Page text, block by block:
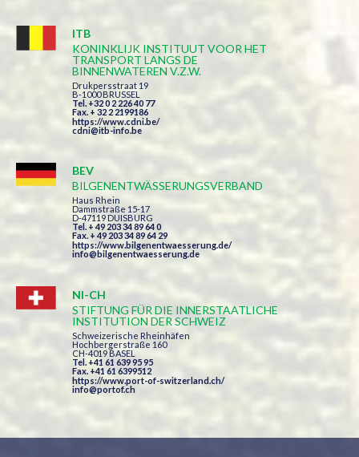
ITB
KONINKLIJK INSTITUUT VOOR HET
TRANSPORT LANGS DE
BINNENWATEREN V.Z.W.
Drukpersstraat 19
B-1000 BRUSSEL
Tel. +32 0 2 226 40 77
Fax. + 32 2 2199186
https://www.cdni.be/
cdni@itb-info.be
BEV
BILGENENTWÄSSERUNGSVERBAND
Haus Rhein
Dammstraße 15-17
D-47119 DUISBURG
Tel. + 49 203 34 89 64 0
Fax. + 49 203 34 89 64 29
https://www.bilgenentwaesserung.de/
info@bilgenentwaesserung.de
NI-CH
STIFTUNG FÜR DIE INNERSTAATLICHE
INSTITUTION DER SCHWEIZ
Schweizerische Rheinhäfen
Hochbergerstraße 160
CH-4019 BASEL
Tel. +41 61 639 95 95
Fax. +41 61 6399512
https://www.port-of-switzerland.ch/
info@portof.ch